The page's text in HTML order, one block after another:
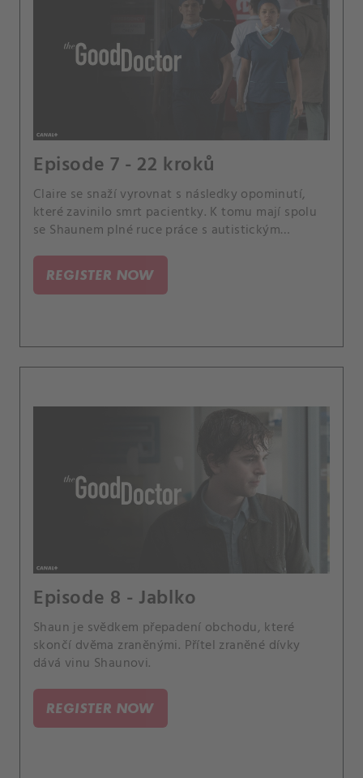
Episode 7 - 22 kroků
Claire se snaží vyrovnat s následky opominutí,
které zavinilo smrt pacientky. K tomu mají spolu
se Shaunem plné ruce práce s autistickým
REGISTER NOW
Episode 8 - Jablko
Shaun je svědkem přepadení obchodu, které
skončí dvěma zraněnými. Přítel zraněné dívky
dává vinu Shaunovi.
REGISTER NOW